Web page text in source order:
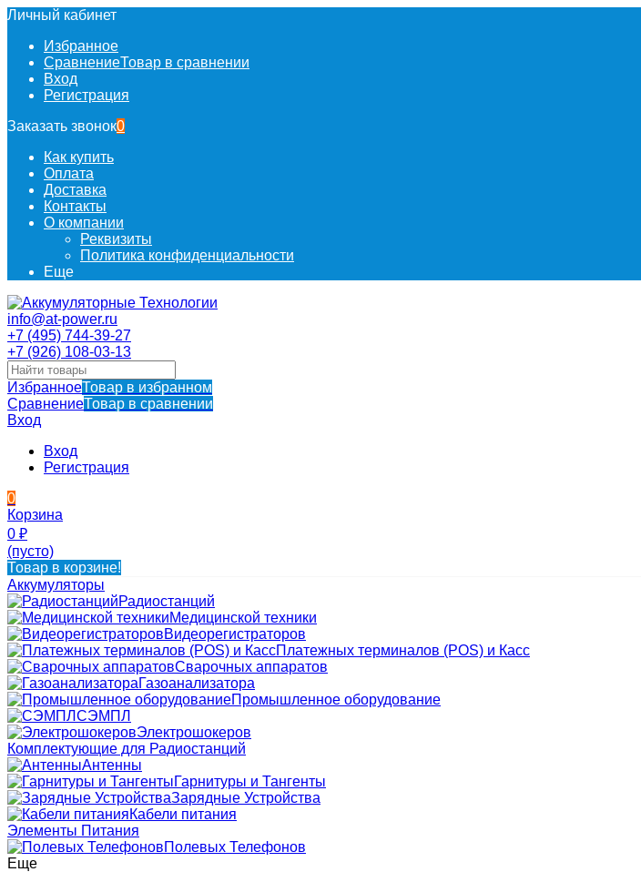
Личный кабинет
Избранное
СравнениеТовар в сравнении
Вход
Регистрация
Заказать звонок0
Как купить
Оплата
Доставка
Контакты
О компании
Реквизиты
Политика конфиденциальности
Еще
info@at-power.ru
+7 (495) 744-39-27
+7 (926) 108-03-13
ИзбранноеТовар в избранном
СравнениеТовар в сравнении
Вход
Вход
Регистрация
0
Корзина
0 ₽
(пусто)
Товар в корзине!
Аккумуляторы
Радиостанций
Медицинской техники
Видеорегистраторов
Платежных терминалов (POS) и Касс
Сварочных аппаратов
Газоанализатора
Промышленное оборудование
СЭМПЛ
Электрошокеров
Комплектующие для Радиостанций
Антенны
Гарнитуры и Тангенты
Зарядные Устройства
Кабели питания
Элементы Питания
Полевых Телефонов
Еще